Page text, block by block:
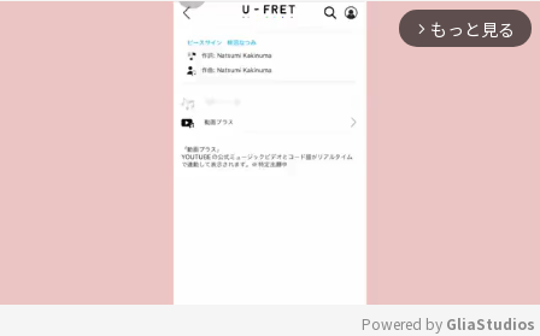
arrow_forward_ios もっと見る
Powered by GliaStudios